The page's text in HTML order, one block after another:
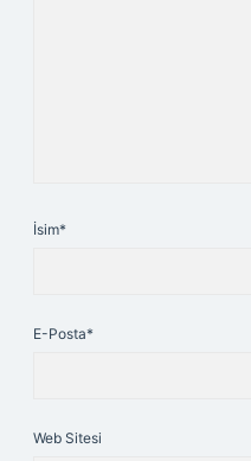
İsim*
E-Posta*
Web Sitesi